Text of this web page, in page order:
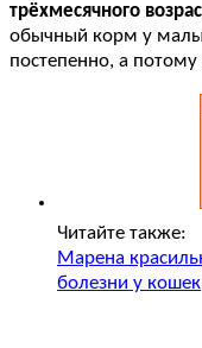
трёхмесячного
обычный корм у
постепенно, а
Читайте также:
Марена
болезни у кошек